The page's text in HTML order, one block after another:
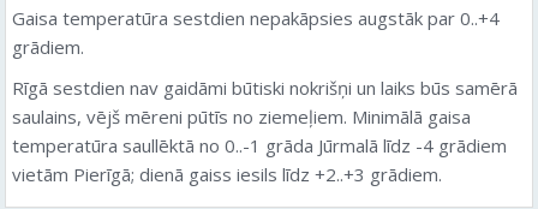
Gaisa temperatūra sestdien nepakāpsies augstāk par 0..+4
grādiem.
Rīgā sestdien nav gaidāmi būtiski nokrišņi un laiks būs samērā
saulains, vējš mēreni pūtīs no ziemeļiem. Minimālā gaisa
temperatūra saullēktā no 0..-1 grāda Jūrmalā līdz -4 grādiem
vietām Pierīgā; dienā gaiss iesils līdz +2..+3 grādiem.